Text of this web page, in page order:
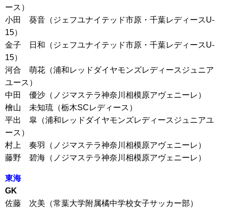
ース）
小田 葵音（ジェフユナイテッド市原・千葉レディースU-
15）
金子 日和（ジェフユナイテッド市原・千葉レディースU-
15）
河合 萌花（浦和レッドダイヤモンズレディースジュニア
ユース）
中田 優沙（ノジマステラ神奈川相模原アヴェニーレ）
檜山 未知琉（栃木SCレディース）
平出 皐（浦和レッドダイヤモンズレディースジュニアユ
ース）
村上 奏羽（ノジマステラ神奈川相模原アヴェニーレ）
藤野 碧海（ノジマステラ神奈川相模原アヴェニーレ）
東海
GK
佐藤 次美（常葉大学附属橘中学校女子サッカー部）